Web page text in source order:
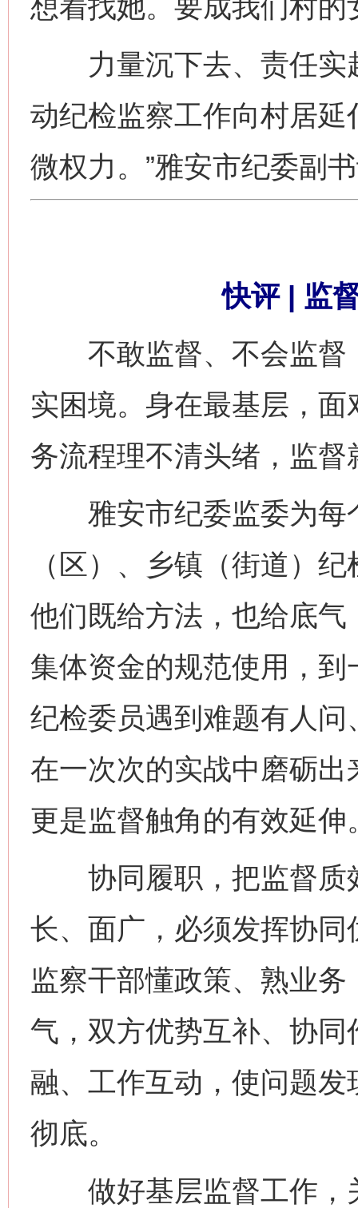
想着找她。要成我们村的
力量沉下去、责任实
动纪检监察工作向村居
微权力。”雅安市纪委副
快评 | 监
不敢监督、不会监督
实困境。身在最基层，
务流程理不清头绪，监
雅安市纪委监委为每
（区）、乡镇（街道）
他们既给方法，也给底
集体资金的规范使用，
纪检委员遇到难题有人
在一次次的实战中磨砺出
更是监督触角的有效延伸
协同履职，把监督质
长、面广，必须发挥协
监察干部懂政策、熟业
气，双方优势互补、协
融、工作互动，使问题
彻底。
做好基层监督工作，
网上购药对药下症？